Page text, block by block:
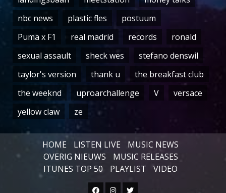
nbc news
plastic fles
postuum
Puma x F1
real madrid records
ronald
sexual assault
sheck wes
stefano denswil
taylor's version
thank u
the breakfast club
the weeknd
uproarchallenge V
versace
yellow claw
ze
HOME LISTEN LIVE
MUSIC NEWS
OVERIG NIEUWS
MUSIC RELEASES
ITUNES TOP 50
PLAYLIST VIDEO
Facebook
Instagram
Twitter